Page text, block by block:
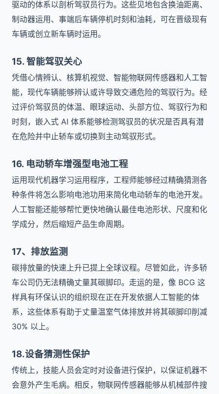
驱动的体系以剖析驾驭员行为。这些见地包含换油距离、
制动器运用、事端后车辆停机时刻和油耗，可在晋级现有
车辆或创立新车辆时运用。
15. 智能驾驭关心
凭借心情辨认、核算机视觉、智能物联网传感器和人工智
能，现代车辆能够辨认或许导致交通危险的驾驭行为。经
过评价驾驭员的体温、眼球运动、头部方位、驾驭行为和
时刻，嵌入式 AI 体系能够检测驾驭员的状况是否具有潜
在危险并中止轿车或切换到主动驾驭形式。
16. 电动轿车增强型电池工程
运用现代机器学习运用程序，工程师能够经过精确猜测各
种条件将怎么影响电池功用来简化电动轿车的电池开发。
人工智能还能够帮忙更快地确认最佳电池形状、尺度和化
学成分，然后缩短产品生命周期。
17、排放监测
碳排放量的快速上升已提上全球议程。尽管如此，许多轿
车公司仍无法精确丈量其碳脚印。走运的是，像 BCG 这
样具有环保认识的组织现在正在开发依据人工智能的体
系，这些体系有助于丈量温室气体排放并将其碳脚印削减
30% 以上。
18.设备猜测性保护
传统上，技能人员会定时对设备进行保护，以保证机器不
会意外产生毛病。相反，物联网传感器能够从机械部件搜